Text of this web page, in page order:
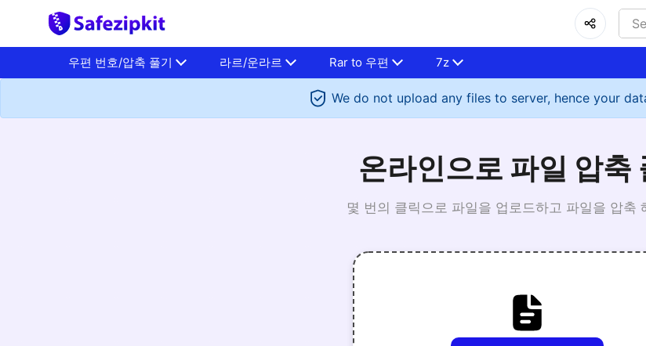
우편 번호/압축 풀기 라르/운라르 Rar to 우편 7z
We do not upload any files to server, hence your
온라인으로 파일 압축
몇 번의 클릭으로 파일을 업로드하고 파일을 압축